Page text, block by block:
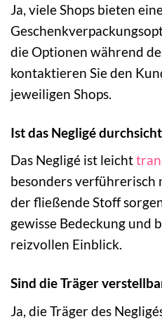
Ja, viele Shops bieten
die Optionen während
kontaktieren Sie den
jeweiligen Shops.
Ist das Negligé
Das Negligé ist leicht
besonders verführerisch
der fließende Stoff
gewisse Bedeckung und
reizvollen Einblick.
Sind die Träger
Ja, die Träger des